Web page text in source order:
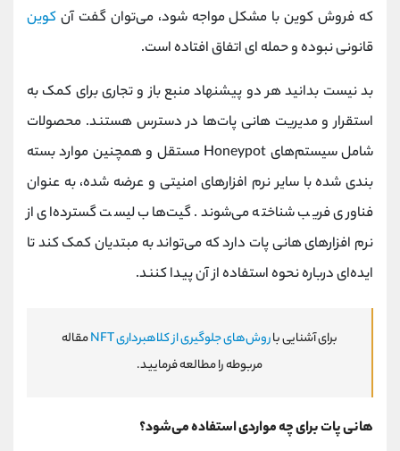
که فروش کوین با مشکل مواجه شود، می‌توان گفت آن کوین
قانونی نبوده و حمله‌ ای اتفاق افتاده است.
بد نیست بدانید هر دو پیشنهاد منبع باز و تجاری برای کمک به
استقرار و مدیریت هانی پات‌ها در دسترس هستند. محصولات
شامل سیستم‌های Honeypot مستقل و همچنین موارد بسته‌
بندی شده با سایر نرم‌ افزارهای امنیتی و عرضه شده، به عنوان
فناوری فریب شناخته می‌شوند. گیت‌هاب لیست گسترده‌ای از
نرم‌ افزارهای هانی پات دارد که می‌تواند به مبتدیان کمک کند تا
ایده‌ای درباره نحوه استفاده از آن پیدا کنند.
برای آشنایی باروش‌های جلوگیری از کلاهبرداری NFT
مقاله
مربوطه را مطالعه فرمایید.
هانی پات برای چه مواردی استفاده می‌شود؟